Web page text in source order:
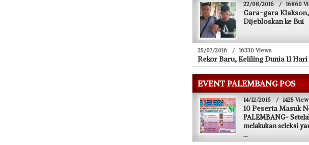
22/08/2016 / 16860
Gara-gara
Dijebloskan ke Bui
25/07/2016 / 16330 Views
Rekor Baru, Keliling Dunia 11 Hari
EVENT PALEMBANG POS
14/12/2016 / 1425
10 Peserta Masuk
PALEMBANG-
melakukan seleksi
...